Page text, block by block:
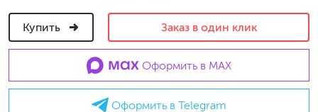
Купить Заказ в один клик
Оформить в MAX
Оформить в Telegram